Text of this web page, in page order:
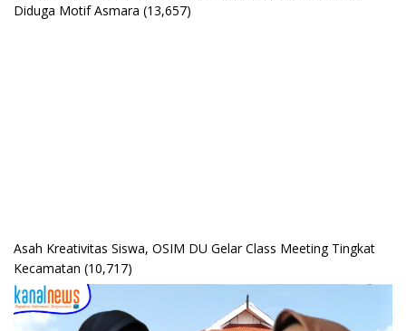
Diduga Motif Asmara (13,657)
Asah Kreativitas Siswa, OSIM DU Gelar Class Meeting Tingkat
Kecamatan (10,717)